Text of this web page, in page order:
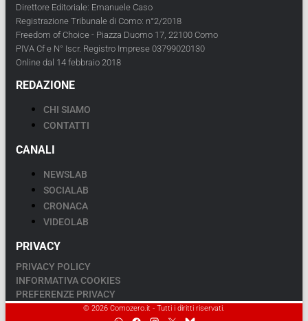
Direttore Editoriale: Emanuele Caso
Registrazione Tribunale di Como: n°2/2018
Freedom of Choice - Piazza Duomo 17, 22100 Como
PIVA Cf e N° Iscr. Registro Imprese 03799020130
Online dal 14 febbraio 2018
REDAZIONE
CHI SIAMO
CONTATTI
CANALI
NEWSLAB
SOCIALAB
CRONACA
VIDEOLAB
PRIVACY
PRIVACY POLICY
INFORMATIVA COOKIES
PREFERENZE PRIVACY
© 2026 Comozero.it - Tutti i diritti riservati.